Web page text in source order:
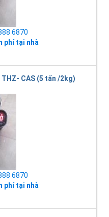
6870
phí tại nhà
CAS (5 tấn /2kg)
6870
phí tại nhà